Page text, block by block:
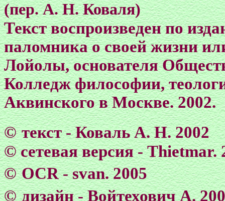
(пер. А. Н. Коваля)
Текст воспроизведен по
паломника о своей жизни
Лойолы, основателя
Колледж философии,
Аквинского в Москве. 2002.
© текст - Коваль А. Н. 2002
©сетевая версия - Тhietmar.
© OCR - svan. 2005
© дизайн - Войтехович А.